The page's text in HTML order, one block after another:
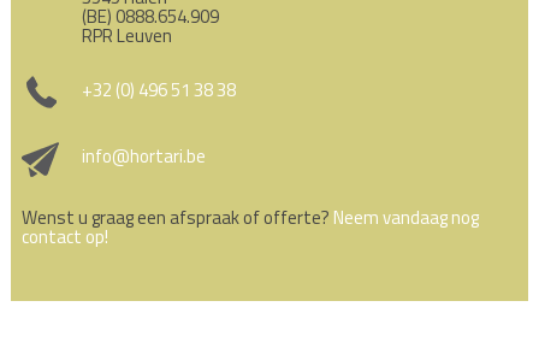
(BE) 0888.654.909
RPR Leuven
+32 (0) 496 51 38 38
info@hortari.be
Wenst u graag een afspraak of offerte? Neem vandaag nog
contact op!